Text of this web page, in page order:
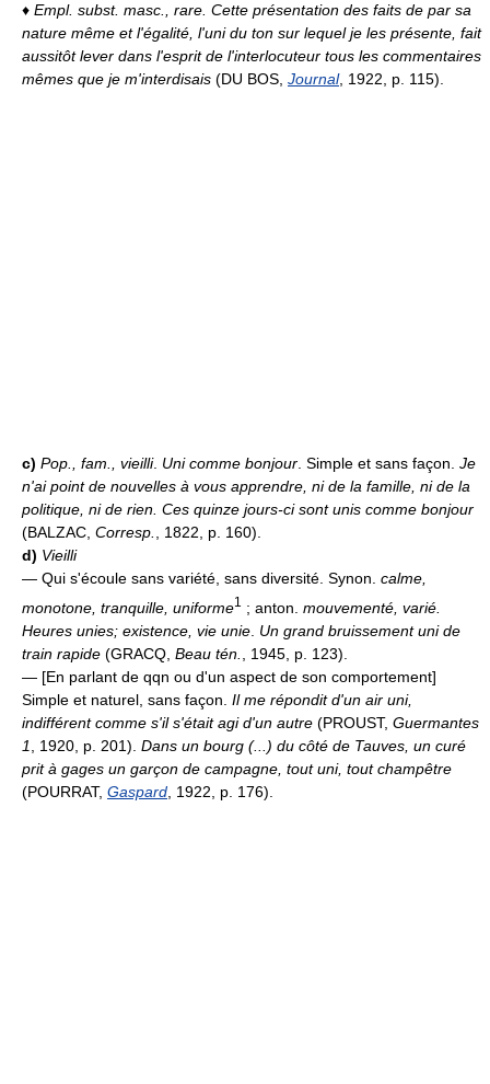
♦ Empl. subst. masc., rare. Cette présentation des faits de par sa
nature même et l'égalité, l'uni du ton sur lequel je les présente, fait
aussitôt lever dans l'esprit de l'interlocuteur tous les commentaires
mêmes que je m'interdisais (DU BOS, Journal, 1922, p. 115).
c) Pop., fam., vieilli. Uni comme bonjour. Simple et sans façon. Je
n'ai point de nouvelles à vous apprendre, ni de la famille, ni de la
politique, ni de rien. Ces quinze jours-ci sont unis comme bonjour
(BALZAC, Corresp., 1822, p. 160).
d) Vieilli
— Qui s'écoule sans variété, sans diversité. Synon. calme,
monotone, tranquille, uniforme1 ; anton. mouvementé, varié.
Heures unies; existence, vie unie Un grand bruissement uni de
train rapide (GRACQ, Beau tén.
, 1945, p. 123).
— [En parlant de qqn ou d'un aspect de son comportement]
Simple et naturel, sans façon. Il me répondit d'un air uni,
indifférent comme s'il s'était agi d'un autre (PROUST, Guermantes
1
, 1920, p. 201). Dans un bourg (...) du côté de Tauves, un curé
prit à gages un garçon de campagne, tout uni, tout champêtre
(POURRAT, Gaspard , 1922, p. 176).